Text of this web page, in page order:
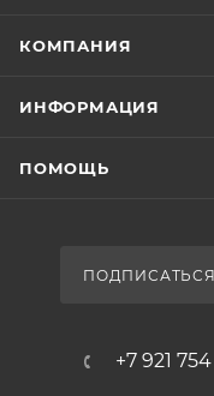
КОМПАНИЯ
ИНФОРМАЦИЯ
ПОМОЩЬ
+7 921